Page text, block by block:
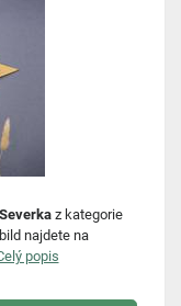
z kategorie
najdete na
popis